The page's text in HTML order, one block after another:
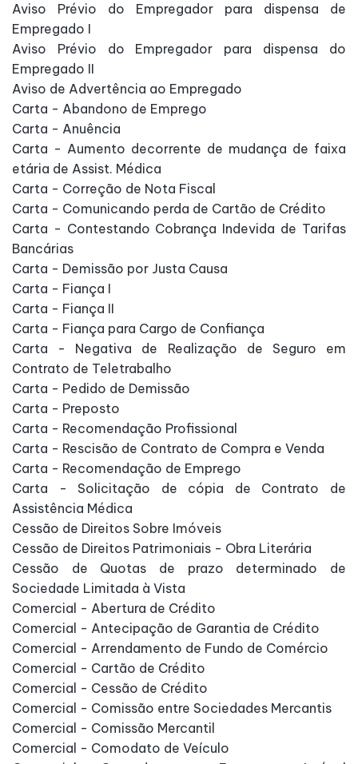
Aviso Prévio do Empregador para dispensa de
Empregado I
Aviso Prévio do Empregador para dispensa do
Empregado II
Aviso de Advertência ao Empregado
Carta - Abandono de Emprego
Carta - Anuência
Carta - Aumento decorrente de mudança de faixa
etária de Assist. Médica
Carta - Correção de Nota Fiscal
Carta - Comunicando perda de Cartão de Crédito
Carta - Contestando Cobrança Indevida de Tarifas
Bancárias
Carta - Demissão por Justa Causa
Carta - Fiança I
Carta - Fiança II
Carta - Fiança para Cargo de Confiança
Carta - Negativa de Realização de Seguro em
Contrato de Teletrabalho
Carta - Pedido de Demissão
Carta - Preposto
Carta - Recomendação Profissional
Carta - Rescisão de Contrato de Compra e Venda
Carta - Recomendação de Emprego
Carta - Solicitação de cópia de Contrato de
Assistência Médica
Cessão de Direitos Sobre Imóveis
Cessão de Direitos Patrimoniais - Obra Literária
Cessão de Quotas de prazo determinado de
Sociedade Limitada à Vista
Comercial - Abertura de Crédito
Comercial - Antecipação de Garantia de Crédito
Comercial - Arrendamento de Fundo de Comércio
Comercial - Cartão de Crédito
Comercial - Cessão de Crédito
Comercial - Comissão entre Sociedades Mercantis
Comercial - Comissão Mercantil
Comercial - Comodato de Veículo